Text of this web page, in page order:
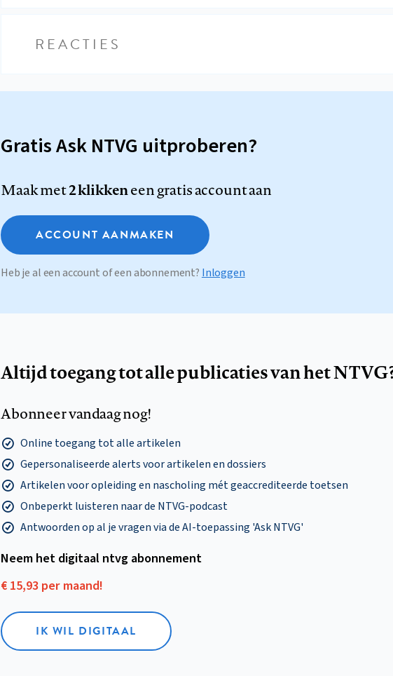
REACTIES
Gratis Ask NTVG uitproberen?
Maak met2 klikkeneen gratis account aan
ACCOUNT AANMAKEN
Heb je al een account of een abonnement? Inloggen
Altijd toegang tot alle publicaties van het
Abonneer vandaag nog!
Online toegang tot alle artikelen
Gepersonaliseerde alerts voor artikelen en dossiers
Artikelen voor opleiding en nascholing mét geaccrediteerde toetsen
Onbeperkt luisteren naar de NTVG-podcast
Antwoorden op al je vragen via de AI-toepassing 'Ask NTVG'
Neem het digitaal ntvg abonnement
€ 15,93 per maand!
IK WIL DIGITAAL